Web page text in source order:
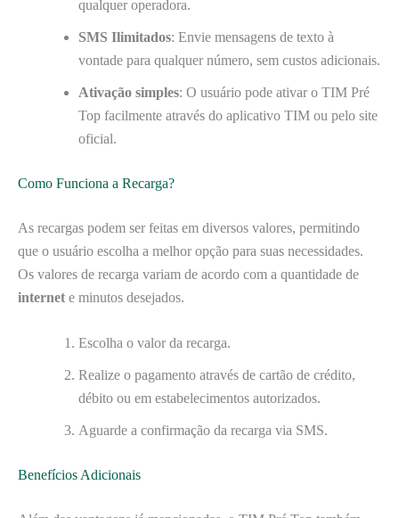
qualquer operadora.
SMS Ilimitados: Envie mensagens de texto à
vontade para qualquer número, sem custos adicionais.
Ativação simples: O usuário pode ativar o TIM Pré
Top facilmente através do aplicativo TIM ou pelo site
oficial.
Como Funciona a Recarga?
As recargas podem ser feitas em diversos valores, permitindo
que o usuário escolha a melhor opção para suas necessidades.
Os valores de recarga variam de acordo com a quantidade de
internet e minutos desejados.
Escolha o valor da recarga.
Realize o pagamento através de cartão de crédito,
débito ou em estabelecimentos autorizados.
Aguarde a confirmação da recarga via SMS.
Benefícios Adicionais